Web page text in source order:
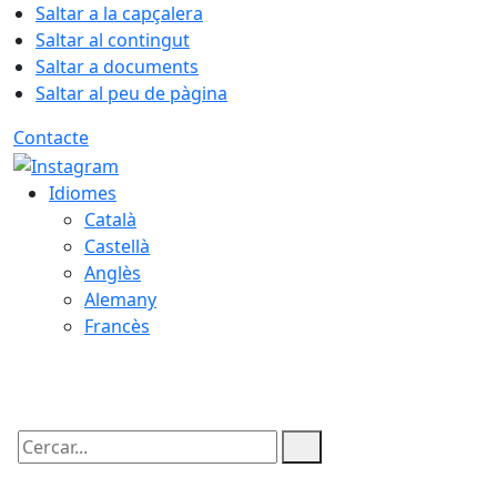
Saltar a la capçalera
Saltar al contingut
Saltar a documents
Saltar al peu de pàgina
Contacte
Idiomes
Català
Castellà
Anglès
Alemany
Francès
Cercar: